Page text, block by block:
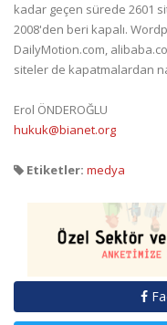
kadar geçen sürede 2601
2008'den beri kapalı.
DailyMotion.com,
siteler de kapatmalardan
Erol ÖNDEROĞLU
hukuk@bianet.org
Etiketler: medya